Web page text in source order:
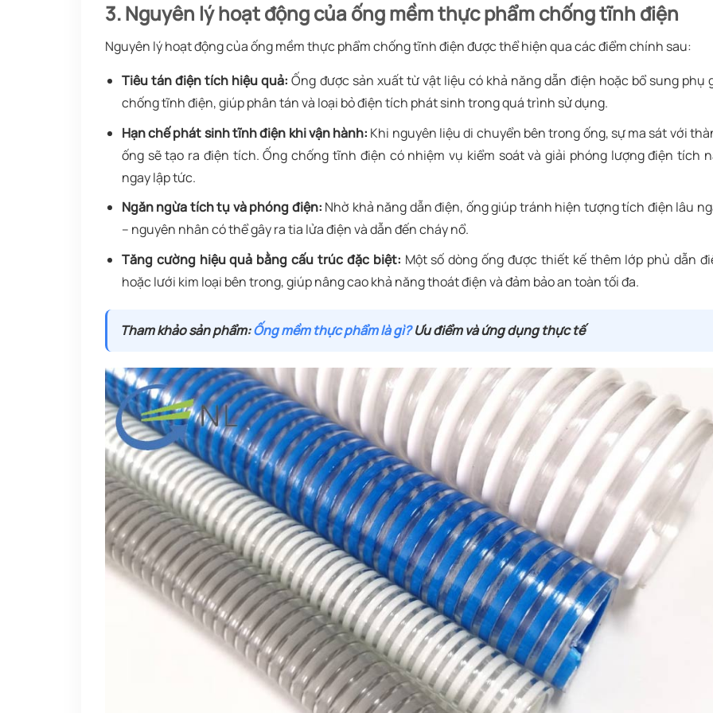
3. Nguyên lý hoạt động của ống mềm thực phẩm chống tĩnh điện
Nguyên lý hoạt động của ống mềm thực phẩm chống tĩnh điện được thể hiện qua các điểm chính sau:
Tiêu tán điện tích hiệu quả: Ống được sản xuất từ vật liệu có khả năng dẫn điện hoặc bổ sung phụ
chống tĩnh điện, giúp phân tán và loại bỏ điện tích phát sinh trong quá trình sử dụng.
Hạn chế phát sinh tĩnh điện khi vận hành: Khi nguyên liệu di chuyển bên trong ống, sự ma sát với
ống sẽ tạo ra điện tích. Ống chống tĩnh điện có nhiệm vụ kiểm soát và giải phóng lượng điện tích
ngay lập tức.
Ngăn ngừa tích tụ và phóng điện: Nhờ khả năng dẫn điện, ống giúp tránh hiện tượng tích điện lâu
– nguyên nhân có thể gây ra tia lửa điện và dẫn đến cháy nổ.
Tăng cường hiệu quả bằng cấu trúc đặc biệt: Một số dòng ống được thiết kế thêm lớp phủ dẫn
hoặc lưới kim loại bên trong, giúp nâng cao khả năng thoát điện và đảm bảo an toàn tối đa.
Tham khảo sản phẩm:Ống mềm thực phẩm là gì?Ưu điểm và ứng dụng thực tế